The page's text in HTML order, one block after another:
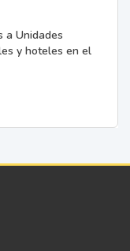
a Unidades
y hoteles en el